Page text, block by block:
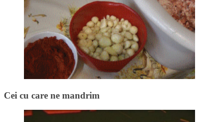
Cei cu care ne mandrim